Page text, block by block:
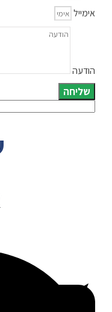
אימייל
הודעה
שליחה